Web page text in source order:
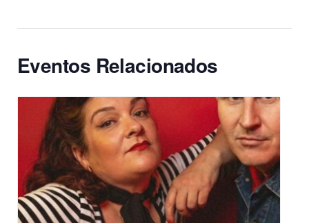
Eventos Relacionados